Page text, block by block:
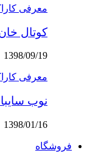
معرفی
کوتال
1398/09/19
معرفی
نوب
1398/01/16
فروشگاه